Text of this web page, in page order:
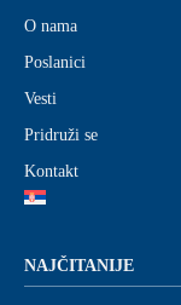
O nama
Poslanici
Vesti
Pridruži se
Kontakt
NAJČITANIJE